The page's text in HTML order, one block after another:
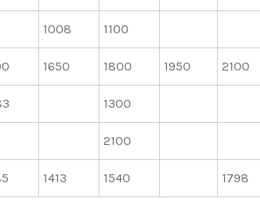
1008 1100
1650 1800 1950 2100
1300
2100
1413 1540 1798